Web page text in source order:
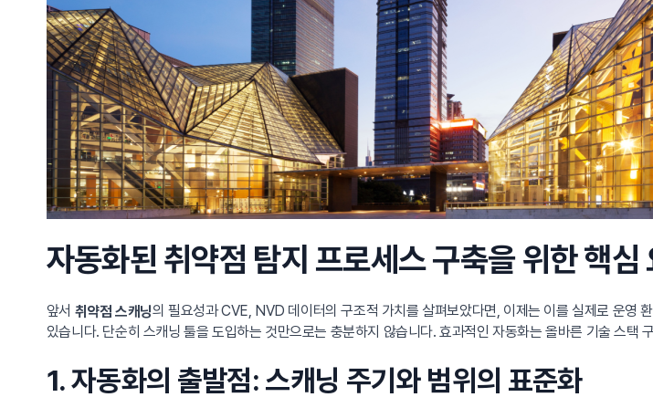
자동화된 취약점 탐지 프로세스 구축을 위한 핵심
앞서 취약점 스캐닝의 필요성과 CVE, NVD 데이터의 구조적 가치를 살펴보았다면, 이제는 이를 실제로 운영
있습니다. 단순히 스캐닝 툴을 도입하는 것만으로는 충분하지 않습니다. 효과적인 자동화는 올바른 기술 스택
1. 자동화의 출발점: 스캐닝 주기와 범위의 표준화